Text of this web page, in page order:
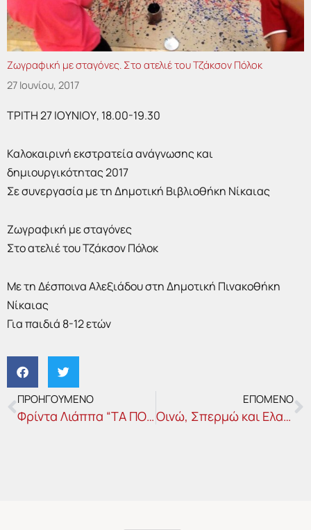
Ζωγραφική με σταγόνες. Στο ατελιέ του Τζάκσον Πόλοκ
27 Ιουνίου, 2017
ΤΡΙΤΗ 27 ΙΟΥΝΙΟΥ, 18.00-19.30
Καλοκαιρινή εκστρατεία ανάγνωσης και
δημιουργικότητας 2017
Σε συνεργασία με τη Δημοτική Βιβλιοθήκη Νίκαιας
Ζωγραφική με σταγόνες
Στο ατελιέ του Τζάκσον Πόλοκ
Με τη Δέσποινα Αλεξιάδου στη Δημοτική Πινακοθήκη
Νίκαιας
Για παιδιά 8-12 ετών
Prev
ΠΡΟΗΓΟΥΜΕΝΟ
Φρίντα Λιάππα “ΤΑ ΠΟΙΗΜΑΤΑ” – 20 χρόνια, μια απουσία στη ζωή μας
ΕΠΟΜΕΝΟ
Οινώ, Σπερμώ και Ελαΐς: οινότροπες της αρχαιότητας